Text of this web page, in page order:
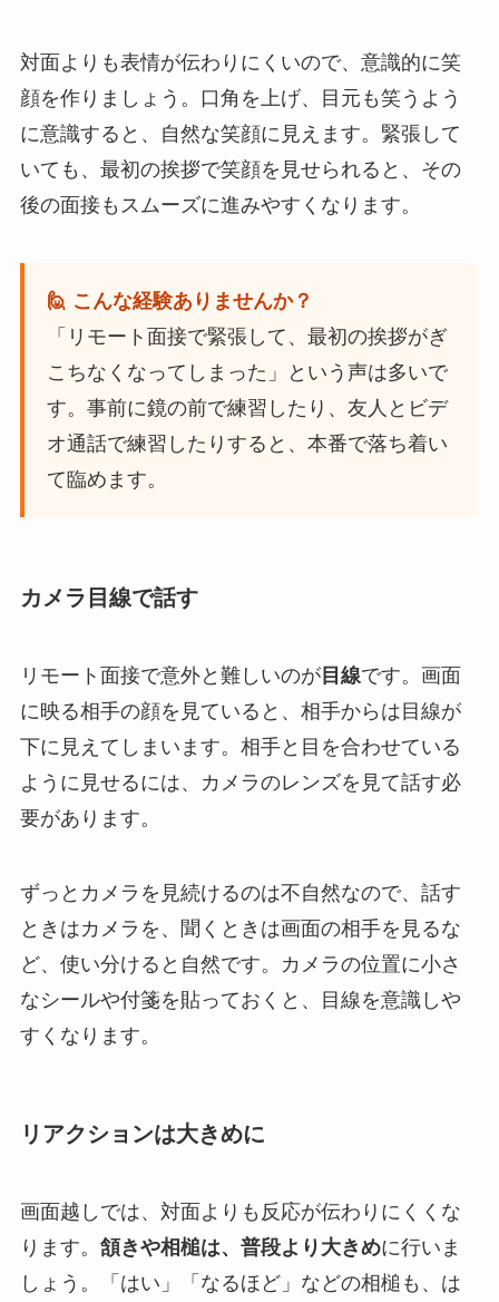
対面よりも表情が伝わりにくいので、意識的に笑
顔を作りましょう。口角を上げ、目元も笑うよう
に意識すると、自然な笑顔に見えます。緊張して
いても、最初の挨拶で笑顔を見せられると、その
後の面接もスムーズに進みやすくなります。
🙋 こんな経験ありませんか？
「リモート面接で緊張して、最初の挨拶がぎ
こちなくなってしまった」という声は多いで
す。事前に鏡の前で練習したり、友人とビデ
オ通話で練習したりすると、本番で落ち着い
て臨めます。
カメラ目線で話す
リモート面接で意外と難しいのが目線です。画面
に映る相手の顔を見ていると、相手からは目線が
下に見えてしまいます。相手と目を合わせている
ように見せるには、カメラのレンズを見て話す必
要があります。
ずっとカメラを見続けるのは不自然なので、話す
ときはカメラを、聞くときは画面の相手を見るな
ど、使い分けると自然です。カメラの位置に小さ
なシールや付箋を貼っておくと、目線を意識しや
すくなります。
リアクションは大きめに
画面越しでは、対面よりも反応が伝わりにくくな
ります。 頷きや相槌は、普段より大きめに行いま
しょう。「はい」「なるほど」などの相槌も、は